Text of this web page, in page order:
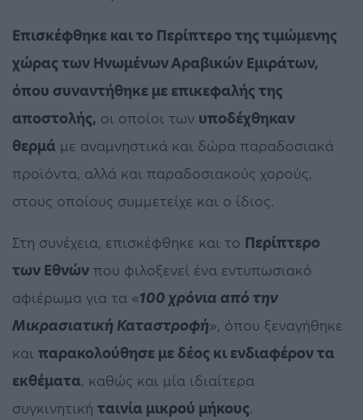
Επισκέφθηκε και το Περίπτερο της τιμώμενης
χώρας των Ηνωμένων Αραβικών Εμιράτων,
όπου συναντήθηκε με επικεφαλής της
αποστολής, οι οποίοι των υποδέχθηκαν
θερμά με αναμνηστικά και δώρα παραδοσιακά
προϊόντα, αλλά και παραδοσιακούς χορούς,
στους οποίους συμμετείχε και ο ίδιος.
Στη συνέχεια, επισκέφθηκε και το Περίπτερο
των Εθνών που φιλοξενεί ένα εντυπωσιακό
αφιέρωμα για τα «100 χρόνια από την
Μικρασιατική Καταστροφή», όπου ξεναγήθηκε
και παρακολούθησε με δέος κι ενδιαφέρον τα
εκθέματα, καθώς και μία ιδιαίτερα
συγκινητική ταινία μικρού μήκους.